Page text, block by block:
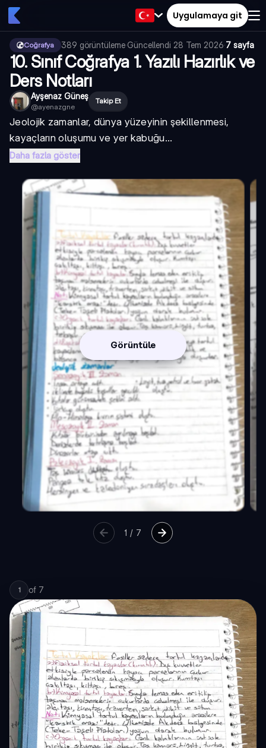
Uygulamaya git
Coğrafya 389 görüntüleme·Güncellendi 28 Tem 2026·7 sayfa
10. Sınıf Coğrafya 1. Yazılı Hazırlık ve
Ders Notları
Ayşenaz Güneş
@ayenazgne
Takip Et
Jeolojik zamanlar, dünya yüzeyinin şekillenmesi,
kayaçların oluşumu ve yer kabuğu...
Daha fazla göster
Görüntüle
1 / 7
1 of 7